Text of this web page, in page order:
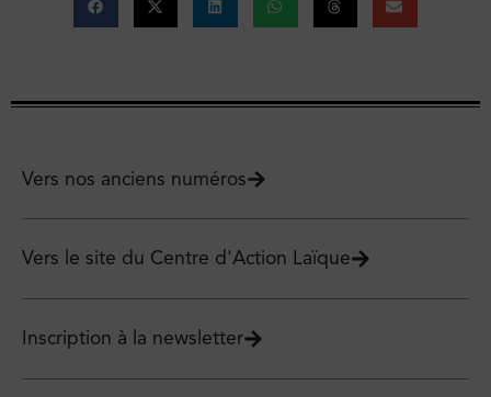
Vers nos anciens numéros
Vers le site du Centre d'Action Laïque
Inscription à la newsletter